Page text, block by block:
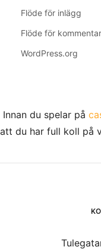
Flöde för inlägg
Flöde för
WordPress.org
Innan du spelar på
att du har full koll på